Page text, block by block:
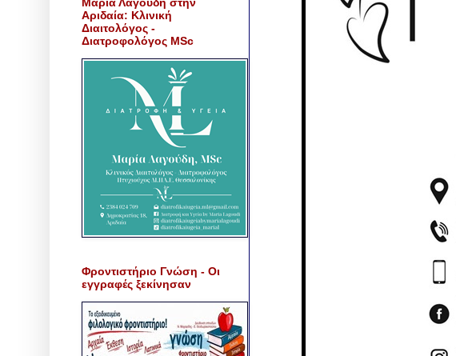
Αριδαία: Κλινική
Διαιτολόγος -
Διατροφολόγος MSc
Φροντιστήριο Γνώση - Οι
εγγραφές ξεκίνησαν